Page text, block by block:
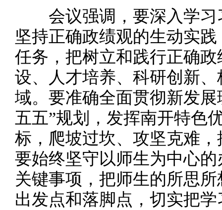
会议强调，要深入学习
坚持正确政绩观的生动实
任务，把树立和践行正确
设、人才培养、科研创新
域。要准确全面贯彻新发
五五”规划，发挥南开特色
标，爬坡过坎、攻坚克难
要始终坚守以师生为中心
关键事项，把师生的所思
出发点和落脚点，切实把